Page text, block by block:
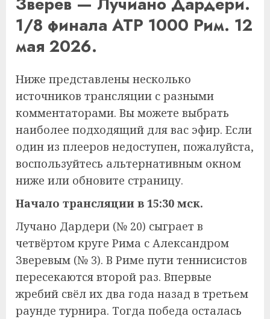
1/8 финала ATP 1000 Рим. 12
мая 2026.
Ниже представлены несколько
источников трансляции с разными
комментаторами. Вы можете выбрать
наиболее подходящий для вас эфир. Если
один из плееров недоступен, пожалуйста,
воспользуйтесь альтернативным окном
ниже или обновите страницу.
Начало трансляции в 15:30 мск.
Лучано Дардери (№ 20) сыграет в
четвёртом круге Рима с Александром
Зверевым (№ 3). В Риме пути теннисистов
пересекаются второй раз. Впервые
жребий свёл их два года назад в третьем
раунде турнира. Тогда победа осталась